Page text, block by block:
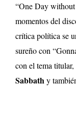
“One Day
momentos del
crítica política se
sureño con
con el tema
Sabbathy